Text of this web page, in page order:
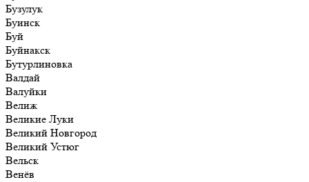
Бузулук
Буинск
Буй
Буйнакск
Бутурлиновка
Валдай
Валуйки
Велиж
Великие Луки
Великий Новгород
Великий Устюг
Вельск
Венёв